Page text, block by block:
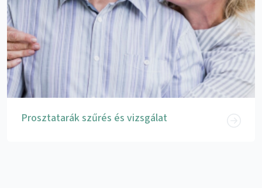
Prosztatarák szűrés és vizsgálat